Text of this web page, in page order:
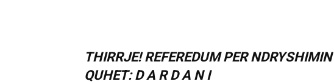
THIRRJE! REFEREDUM PER
QUHET: D A R D A N I